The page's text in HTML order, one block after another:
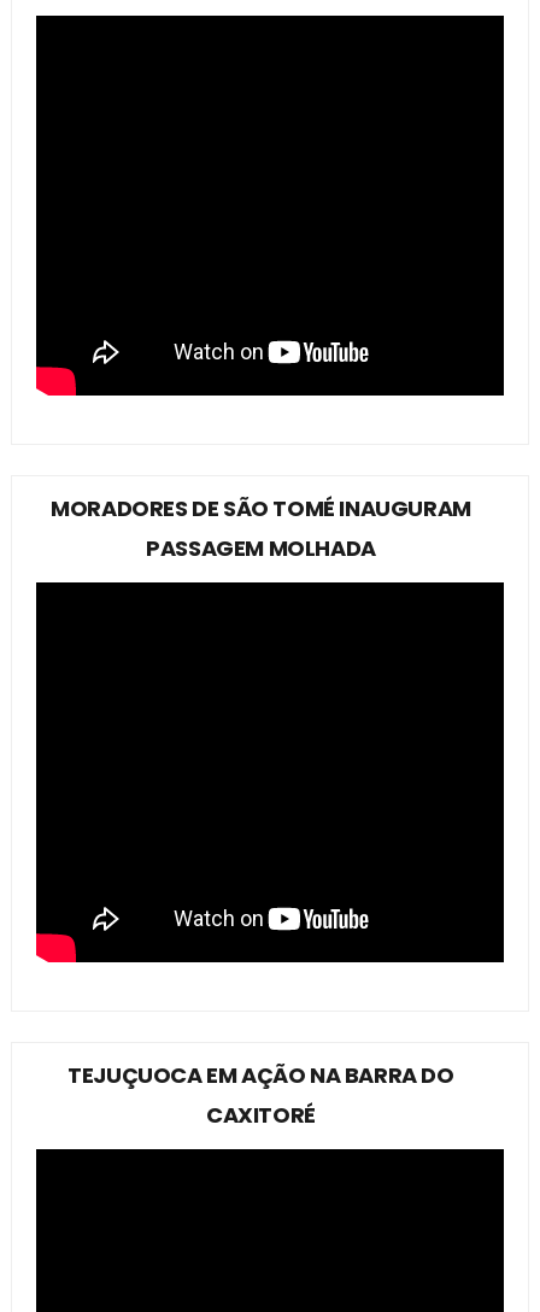
MORADORES DE SÃO TOMÉ INAUGURAM
PASSAGEM MOLHADA
TEJUÇUOCA EM AÇÃO NA BARRA DO
CAXITORÉ